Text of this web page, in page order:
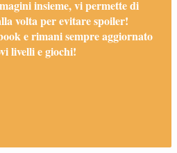
insieme, vi permette di
volta per evitare spoiler!
e rimani sempre aggiornato
livelli e giochi!